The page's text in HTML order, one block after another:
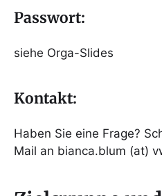
Passwort:
siehe Orga-Slides
Kontakt:
Haben Sie eine Frage?
Mail an bianca.blum (at)